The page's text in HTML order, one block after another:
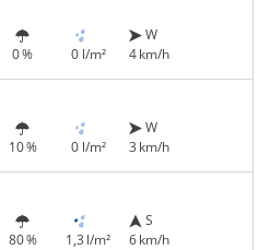
0 % 0 l/m²
W
4 km/h
10 % 0 l/m²
W
3 km/h
80 % 1,3 l/m²
S
6 km/h